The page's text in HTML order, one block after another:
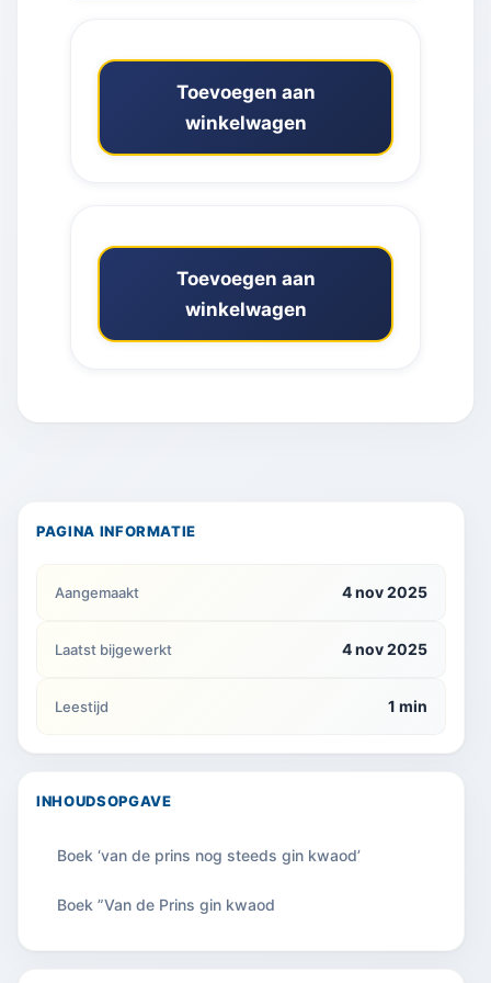
Toevoegen aan
winkelwagen
Toevoegen aan
winkelwagen
PAGINA INFORMATIE
Aangemaakt 4 nov 2025
Laatst bijgewerkt 4 nov 2025
Leestijd 1 min
INHOUDSOPGAVE
Boek ‘van de prins nog steeds gin kwaod’
Boek ”Van de Prins gin kwaod